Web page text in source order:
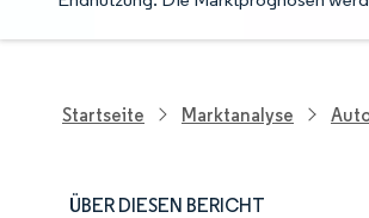
Startseite Marktanalyse
ÜBER DIESEN BERICHT